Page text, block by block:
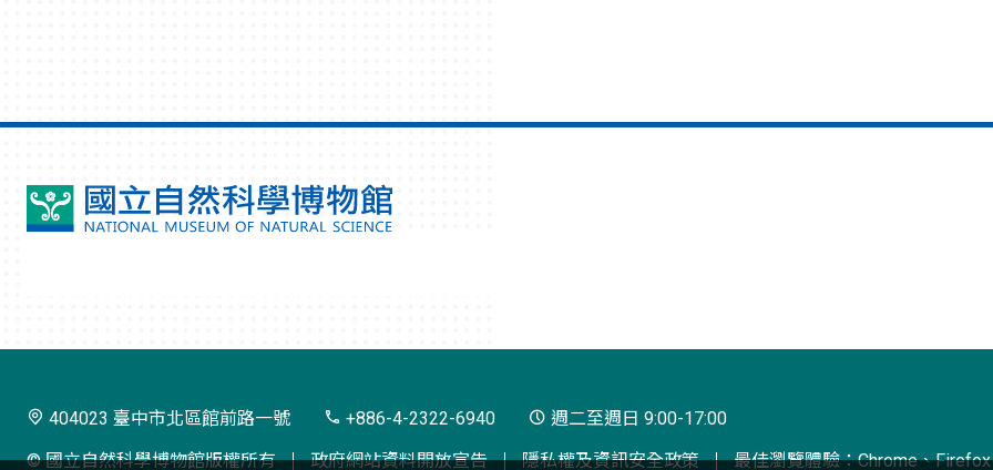
國
404023 臺中市北區館前路一號 +886-4-2322-6940
週二至週日 9:00-17:00
© 國立自然科學博物館版權所有
政府網站資料開放宣告 隱私權及資訊安全政策 最佳瀏覽體驗：Chrome、